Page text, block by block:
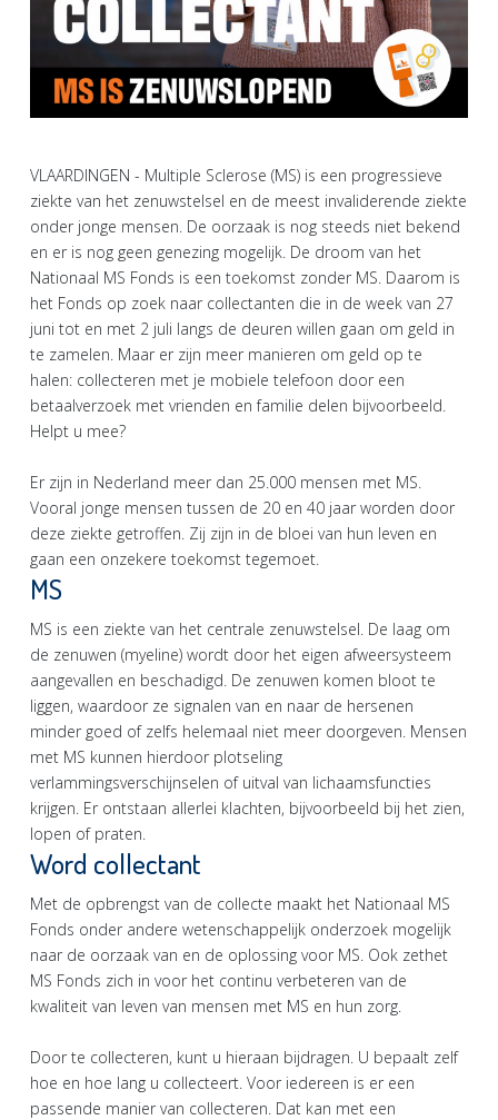
VLAARDINGEN - Multiple Sclerose (MS) is een progressieve
ziekte van het zenuwstelsel en de meest invaliderende ziekte
onder jonge mensen. De oorzaak is nog steeds niet bekend
en er is nog geen genezing mogelijk. De droom van het
Nationaal MS Fonds is een toekomst zonder MS. Daarom is
het Fonds op zoek naar collectanten die in de week van 27
juni tot en met 2 juli langs de deuren willen gaan om geld in
te zamelen. Maar er zijn meer manieren om geld op te
halen: collecteren met je mobiele telefoon door een
betaalverzoek met vrienden en familie delen bijvoorbeeld.
Helpt u mee?
Er zijn in Nederland meer dan 25.000 mensen met MS.
Vooral jonge mensen tussen de 20 en 40 jaar worden door
deze ziekte getroffen. Zij zijn in de bloei van hun leven en
gaan een onzekere toekomst tegemoet.
MS
MS is een ziekte van het centrale zenuwstelsel. De laag om
de zenuwen (myeline) wordt door het eigen afweersysteem
aangevallen en beschadigd. De zenuwen komen bloot te
liggen, waardoor ze signalen van en naar de hersenen
minder goed of zelfs helemaal niet meer doorgeven. Mensen
met MS kunnen hierdoor plotseling
verlammingsverschijnselen of uitval van lichaamsfuncties
krijgen. Er ontstaan allerlei klachten, bijvoorbeeld bij het zien,
lopen of praten.
Word collectant
Met de opbrengst van de collecte maakt het Nationaal MS
Fonds onder andere wetenschappelijk onderzoek mogelijk
naar de oorzaak van en de oplossing voor MS. Ook zethet
MS Fonds zich in voor het continu verbeteren van de
kwaliteit van leven van mensen met MS en hun zorg.
Door te collecteren, kunt u hieraan bijdragen. U bepaalt zelf
hoe en hoe lang u collecteert. Voor iedereen is er een
passende manier van collecteren. Dat kan met een